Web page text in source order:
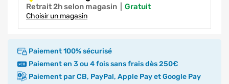
Retrait 2h selon magasin gratuit
Choisir un magasin
Paiement 100% sécurisé
Paiement en 3 ou 4 fois sans frais dès 250€
Paiement par CB, PayPal, Apple Pay et Google Pay